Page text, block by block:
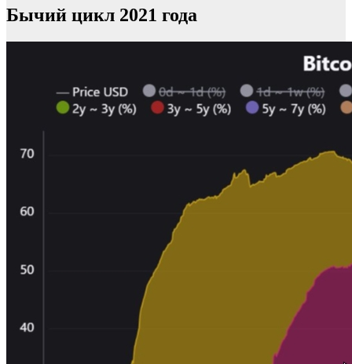
Бычий цикл 2021 года